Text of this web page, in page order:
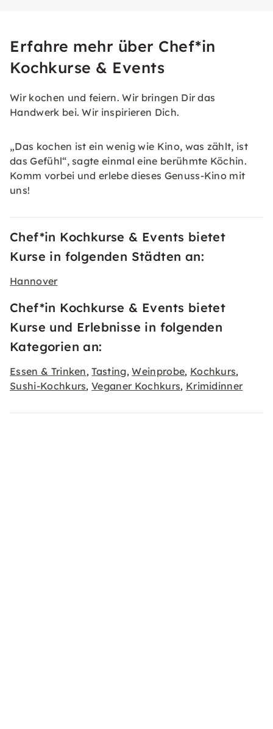
Erfahre mehr über Chef*in
Kochkurse & Events
Wir kochen und feiern. Wir bringen Dir das
Handwerk bei. Wir inspirieren Dich.
„Das kochen ist ein wenig wie Kino, was zählt, ist
das Gefühl“, sagte einmal eine berühmte Köchin.
Komm vorbei und erlebe dieses Genuss-Kino mit
uns!
Chef*in Kochkurse & Events bietet
Kurse in folgenden Städten an:
Hannover
Chef*in Kochkurse & Events bietet
Kurse und Erlebnisse in folgenden
Kategorien an:
Essen & Trinken,Tasting,Weinprobe, Kochkurs,
Sushi-Kochkurs,Veganer Kochkurs, Krimidinner